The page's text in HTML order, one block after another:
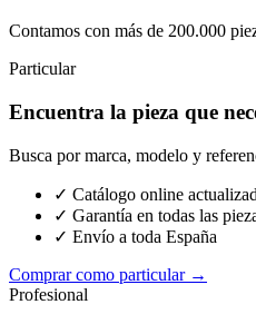
Contamos con más de 200.000
Particular
Encuentra la pieza que
Busca por marca, modelo y
✓ Catálogo online
✓ Garantía en todas las
✓ Envío a toda España
Comprar como particular →
Profesional